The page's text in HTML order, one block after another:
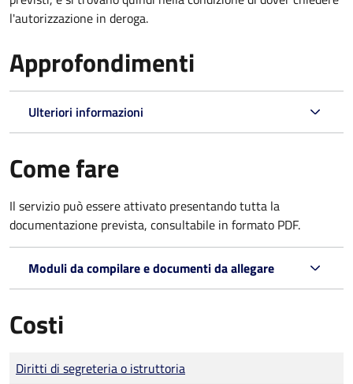
l'autorizzazione in deroga.
Approfondimenti
Ulteriori informazioni
Come fare
Il servizio può essere attivato presentando tutta la
documentazione prevista, consultabile in formato PDF.
Moduli da compilare e documenti da allegare
Costi
Tipo di pagamento
Importo
Diritti di segreteria o istruttoria